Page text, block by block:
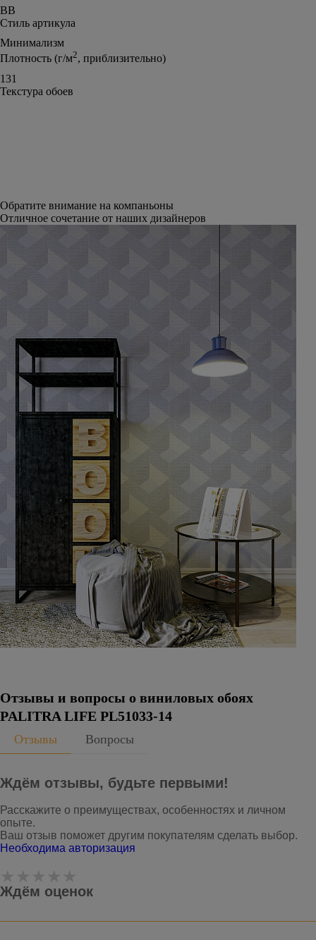
ВВ
Стиль артикула
Минимализм
Плотность (г/м2, приблизительно)
131
Текстура обоев
Обратите внимание на компаньоны
Отличное сочетание от наших дизайнеров
Отзывы и вопросы о виниловых обоях
PALITRA LIFE PL51033-14
Отзывы Вопросы
Ждём отзывы, будьте первыми!
Расскажите о преимуществах, особенностях и личном
опыте.
Ваш отзыв поможет другим покупателям сделать выбор.
Необходима авторизация
Ждём оценок